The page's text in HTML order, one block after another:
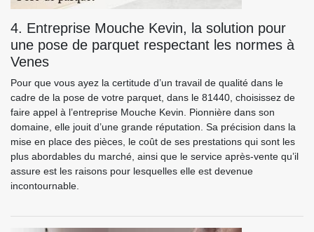
4. Entreprise Mouche Kevin, la solution pour
une pose de parquet respectant les normes à
Venes
Pour que vous ayez la certitude d’un travail de qualité dans le
cadre de la pose de votre parquet, dans le 81440, choisissez de
faire appel à l’entreprise Mouche Kevin. Pionnière dans son
domaine, elle jouit d’une grande réputation. Sa précision dans la
mise en place des pièces, le coût de ses prestations qui sont les
plus abordables du marché, ainsi que le service après-vente qu’il
assure est les raisons pour lesquelles elle est devenue
incontournable.